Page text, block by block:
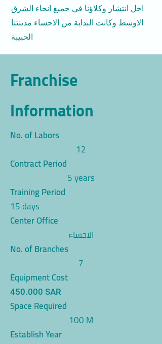
اجل انتشار وكلاؤنا في جميع انحاء الشرق
الاوسط وكانت البداية من الاحساء مدينتنا
الحبيبة
Franchise
Information
No. of Labors
12
Contract Period
5 years
Training Period
15 days
Center Office
الاحساء
No. of Branches
7
Equipment Cost
450.000 SAR
Space Required
100 M
Establish Year